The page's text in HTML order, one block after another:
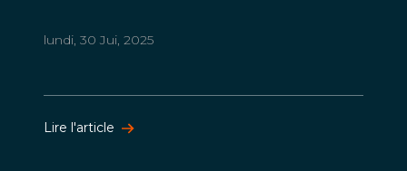
lundi, 30 Jui, 2025
Lire l'article